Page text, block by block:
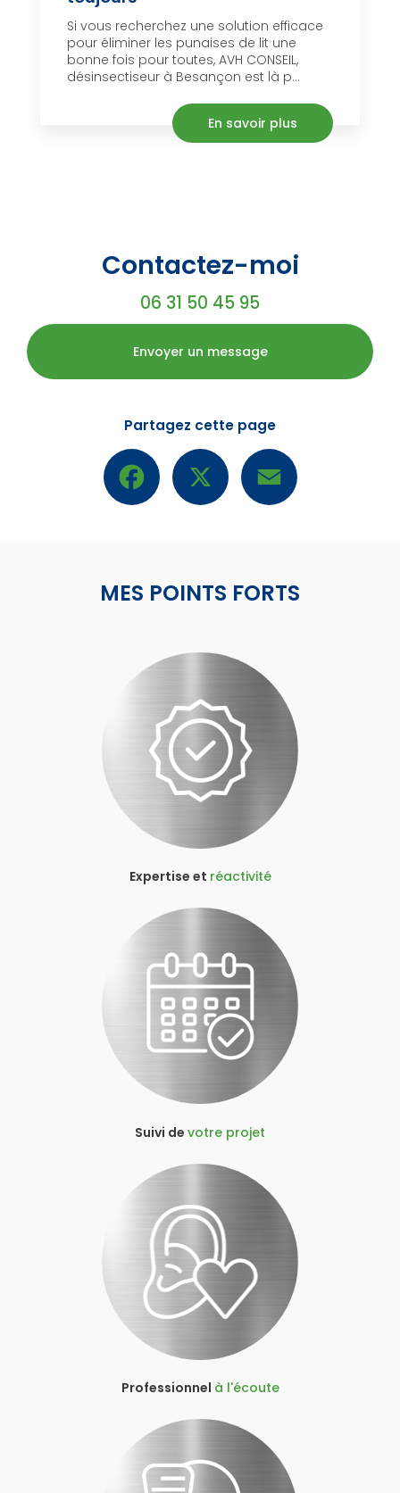
Si vous recherchez une solution efficace
pour éliminer les punaises de lit une
bonne fois pour toutes, AVH CONSEIL,
désinsectiseur à Besançon est là p...
En savoir plus
Contactez-moi
06 31 50 45 95
Envoyer un message
Partagez cette page
Facebook
MES POINTS FORTS
Expertise et réactivité
Suivi de votre projet
Professionnel à l'écoute